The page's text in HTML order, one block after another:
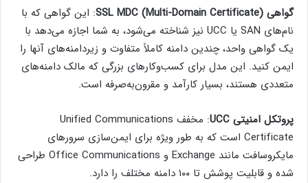
گواهی SSL MDC (Multi-Domain Certificate)
: این گواهی که با
نام‌های SAN یا UCC نیز شناخته می‌شود، به شما اجازه می‌دهد با
یک گواهی واحد، چندین دامنه کاملاً متفاوت و زیردامنه‌های آنها را
ایمن کنید. این مدل برای کسب‌وکارهای بزرگی که مالک دامنه‌های
متعددی هستند، بسیار کارآمد و مقرون‌به‌صرفه است.
پروتکل امنیتی UCC
: مخفف Unified Communications
Certificate است که به طور ویژه برای ایمن‌سازی سرورهای
مایکروسافت مانند Exchange و Office Communications طراحی
شده و قابلیت پوشش تا ۱۰۰ دامنه مختلف را دارد.